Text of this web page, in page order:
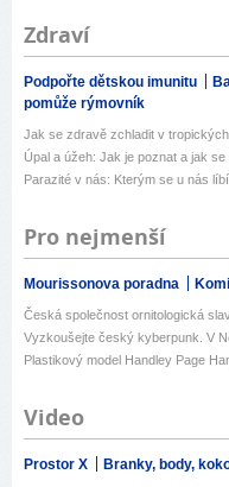
Zdraví
Podpořte dětskou imunitu
pomůže rýmovník
Jak se zdravě zchladit v
Úpal a úžeh: Jak je poznat a jak
Parazité v nás: Kterým se u nás
Pro nejmenší
Mourissonova poradna
Česká společnost ornitologická
Vyzkoušejte český kyberpunk. V
Plastikový model Handley Page
Video
Prostor X Branky, body,